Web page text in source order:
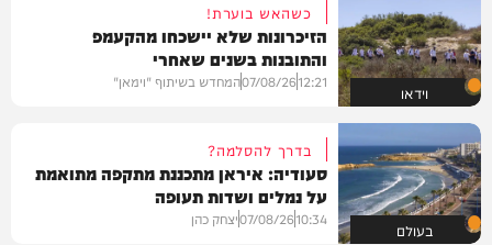
וידאו
כשהאש בוערת!
הזיכרונות שלא יישכחו מהקעמפ
והתובנות בשנים שאחרי
12:21
07/08/26המחדש בשיתוף "וימאן"
בעולם
בדרך להסלמה?
סעודיה: איראן מתכננת מתקפה מתואמת
על נמלים ושדות תעופה
10:34
07/08/26יצחק כהן